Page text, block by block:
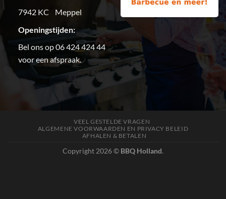
7942 KC Meppel
Openingstijden:
Bel ons op 06 424 424 44
voor een afspraak.
VEEL GESTELDE VRAGEN
ALGEMENE VOORWAARDEN EN PRIVACY BELEID
AFHALEN & BETALEN
Copyright 2026 © BBQ Holland.